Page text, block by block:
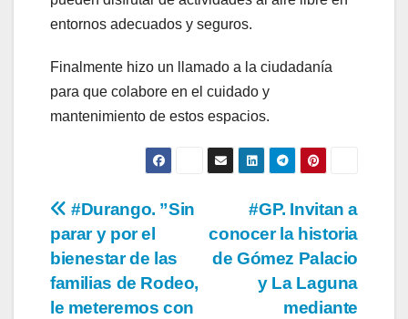
entornos adecuados y seguros.
Finalmente hizo un llamado a la ciudadanía
para que colabore en el cuidado y
mantenimiento de estos espacios.
Navegación
de
entradas
#GP. Invitan a
conocer la historia
de Gómez Palacio
y La Laguna
mediante
#Durango. ”Sin
parar y por el
bienestar de las
familias de Rodeo,
le meteremos con